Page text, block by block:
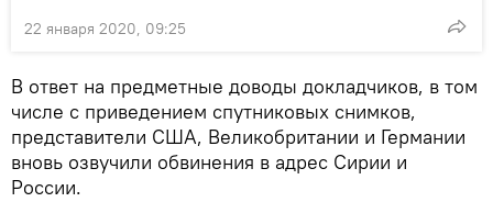
22 января 2020, 09:25
В ответ на предметные доводы докладчиков, в том
числе с приведением спутниковых снимков,
представители США, Великобритании и Германии
вновь озвучили обвинения в адрес Сирии и
России.